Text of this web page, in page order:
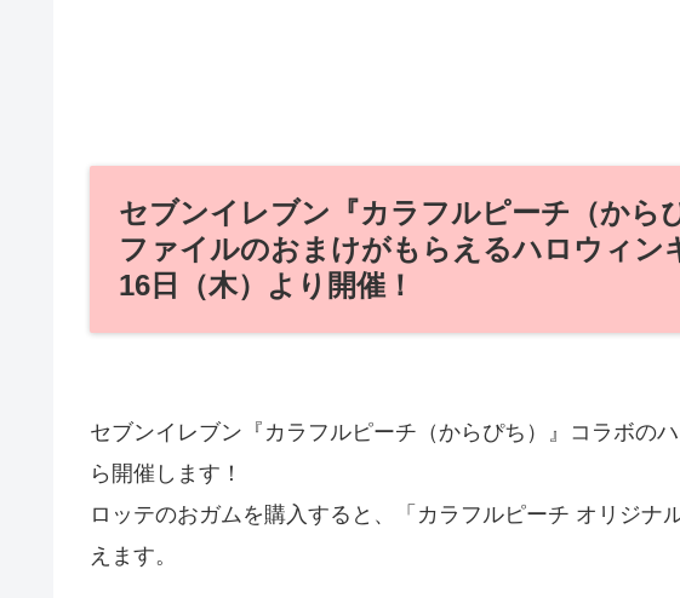
セブンイレブン『カラフルピーチ（から
ファイルのおまけがもらえるハロウィン
16日（木）より開催！
セブンイレブン『カラフルピーチ（からぴち）』コラボの
ら開催します！
ロッテのおガムを購入すると、「カラフルピーチ オリジナ
えます。